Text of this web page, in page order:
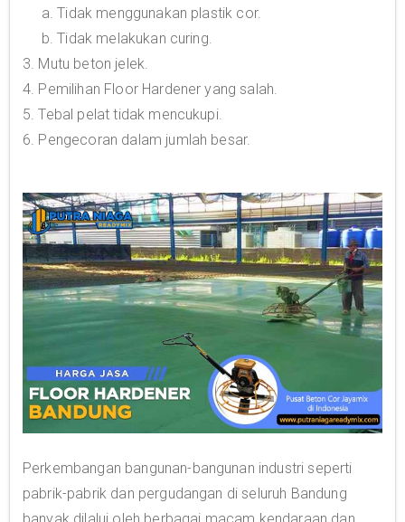
a. Tidak menggunakan plastik cor.
b. Tidak melakukan curing.
3. Mutu beton jelek.
4. Pemilihan Floor Hardener yang salah.
5. Tebal pelat tidak mencukupi.
6. Pengecoran dalam jumlah besar.
Perkembangan bangunan-bangunan industri seperti
pabrik-pabrik dan pergudangan di seluruh Bandung
banyak dilalui oleh berbagai macam kendaraan dan